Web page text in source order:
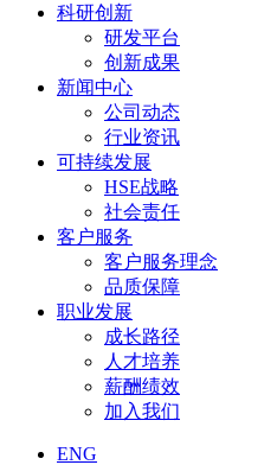
科研创新
研发平台
创新成果
新闻中心
公司动态
行业资讯
可持续发展
HSE战略
社会责任
客户服务
客户服务理念
品质保障
职业发展
成长路径
人才培养
薪酬绩效
加入我们
ENG